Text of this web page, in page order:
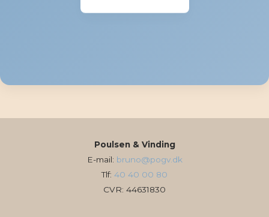
Poulsen & Vinding
E-mail: bruno@pogv.dk
Tlf: 40 40 00 80
CVR: 44631830